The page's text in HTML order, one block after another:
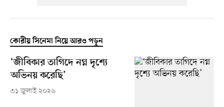
কোরীয় সিনেমা নিয়ে আরও পড়ুন
‘জীবিকার তাগিদে নগ্ন দৃশ্যে
অভিনয় করেছি’
৩১ জুলাই ২০২৬